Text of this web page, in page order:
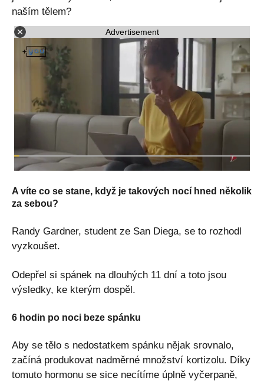
naším tělem?
Advertisement
A víte co se stane, když je takových nocí hned několik
za sebou?
Randy Gardner, student ze San Diega, se to rozhodl
vyzkoušet.
Odepřel si spánek na dlouhých 11 dní a toto jsou
výsledky, ke kterým dospěl.
6 hodin po noci beze spánku
Aby se tělo s nedostatkem spánku nějak srovnalo,
začíná produkovat nadměrné množství kortizolu. Díky
tomuto hormonu se sice necítíme úplně vyčerpaně,